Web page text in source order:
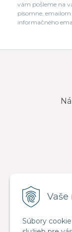
Vaše
Súbory
vám pošleme na
písomne,
informačného